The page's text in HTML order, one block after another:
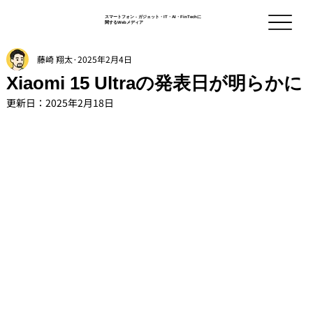
スマートフォン - ガジェット・IT・AI・FinTechに
関するWebメディア
Xiaomi 15 Ultraの発表日が明らかに
藤崎 翔太 2025年2月4日
更新日： 2025年2月18日